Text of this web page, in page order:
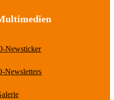
Newsticker
Newsletters